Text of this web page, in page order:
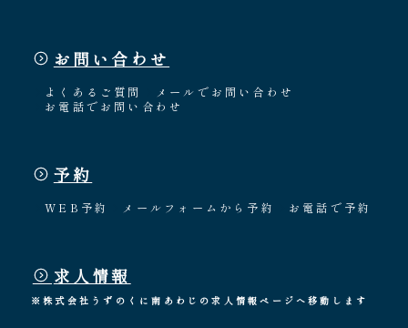
お問い合わせ
よくあるご質問
メールでお問い合わせ
お電話でお問い合わせ
予約
WEB予約 メールフォームから予約 お電話で予約
求人情報
※株式会社うずのくに南あわじの求人情報ページへ移動します